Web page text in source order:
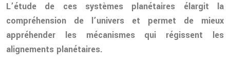
L’étude de ces systèmes planétaires élargit la
compréhension de l’univers et permet de mieux
appréhender les mécanismes qui régissent les
alignements planétaires.